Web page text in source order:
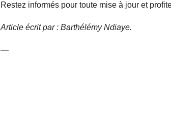
Restez informés pour toute mise à jour et
Article écrit par : Barthélémy Ndiaye.
—